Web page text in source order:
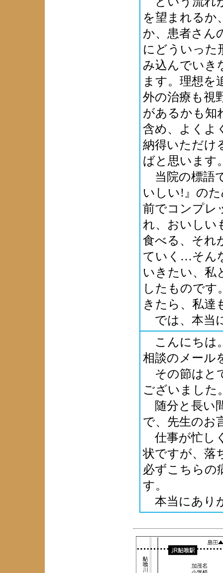
を望まれるか
か、患者さん
にどういった
み込んでいき
ます。理想を
外の治療も視
があるかも知
含め、よくよ
納得いただけ
ばと思います
当院の標語
いしい!』の
前でコンプレ
れ、おいしい
食べる、それ
ていく…そん
いきたい、私
したものです
きたら、私達
では、本当
こんにちは
相談のメール
その節はと
ございました
随分と長い
で、先生のお
仕事が忙し
状ですが、落
必ずこちらの
す。
本当にあり